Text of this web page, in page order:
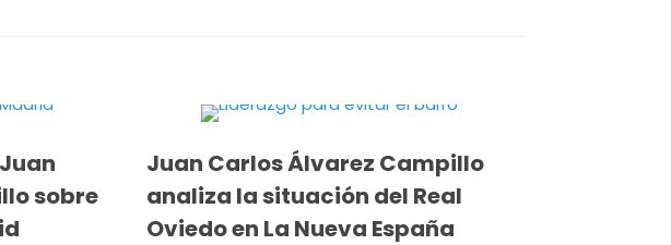
sobre
Juan Carlos Álvarez Campillo
analiza la situación del Real
Oviedo en La Nueva España